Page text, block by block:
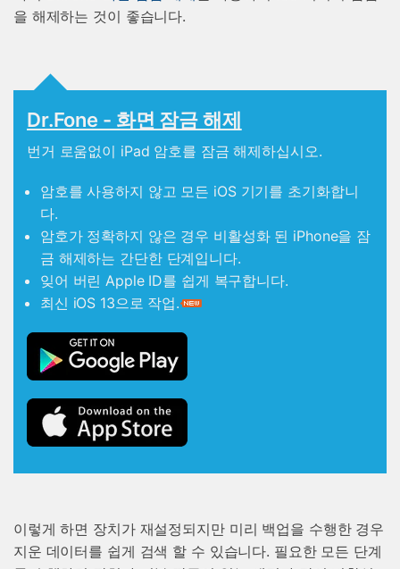
을 해제하는 것이 좋습니다.
Dr.Fone - 화면 잠금 해제
번거 로움없이 iPad 암호를 잠금 해제하십시오.
암호를 사용하지 않고 모든 iOS 기기를 초기화합니
다.
암호가 정확하지 않은 경우 비활성화 된 iPhone을 잠
금 해제하는 간단한 단계입니다.
잊어 버린 Apple ID를 쉽게 복구합니다.
최신 iOS 13으로 작업.
이렇게 하면 장치가 재설정되지만 미리 백업을 수행한 경우
지운 데이터를 쉽게 검색 할 수 있습니다. 필요한 모든 단계